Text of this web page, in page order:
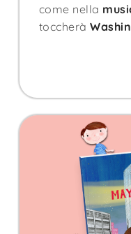
come nella
toccherà